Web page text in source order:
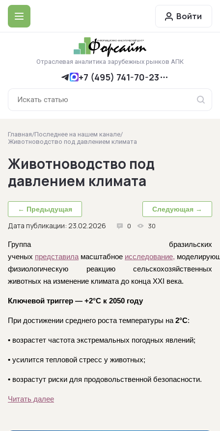
Войти
Отраслевая аналитика зарубежных рынков АПК
+7 (495) 741-70-23
Главная/Последнее на нашем канале/
Животноводство под давлением климата
Животноводство под
давлением климата
← Предыдущая Следующая →
Дата публикации: 23.02.2026 0 30
Группа бразильских
ученых представиламасштабное исследование,
физиологическую реакцию сельскохозяйственных
животных на изменение климата до конца XXI века.
Ключевой триггер — +2°C к 2050 году
При достижении среднего роста температуры на2°C:
• возрастет частота экстремальных погодных явлений;
• усилится тепловой стресс у животных;
• возрастут риски для продовольственной безопасности.
Читать далее